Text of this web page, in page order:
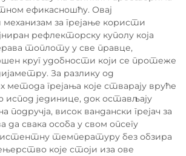
ефикасношћу. Овај
за грејање користи
рефлекторску куполу која
топлоту у све правце,
круг удобности који се протеже
За разлику од
грејања које стварају вруће
јединице, док остављају
подручја, висок вандански грејач за
да свака особа у свом опсегу
температуру без обзира
које стоји иза ове